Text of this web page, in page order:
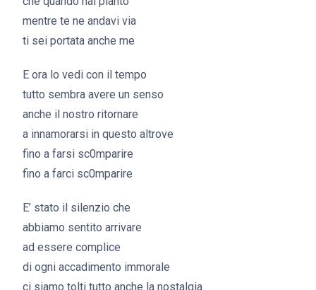
mentre te ne andavi via
ti sei portata anche me
E ora lo vedi con il tempo
tutto sembra avere un senso
anche il nostro ritornare
a innamorarsi in questo altrove
fino a farsi sc0mparire
fino a farci sc0mparire
E’ stato il silenzio che
abbiamo sentito arrivare
ad essere complice
di ogni accadimento immorale
ci siamo tolti tutto anche la nostalgia